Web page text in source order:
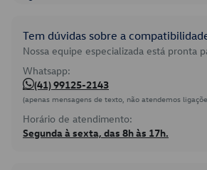
Tem dúvidas sobre a
Nossa equipe especializada está pronta
Whatsapp:
(41) 99125-2143
(apenas mensagens de texto, não atendemos
Horário de atendimento:
Segunda à sexta, das 8h às 17h.